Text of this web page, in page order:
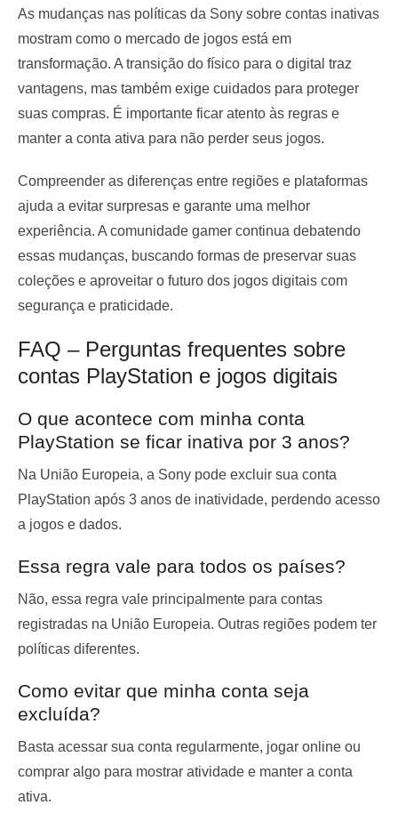
As mudanças nas políticas da Sony sobre contas inativas
mostram como o mercado de jogos está em
transformação. A transição do físico para o digital traz
vantagens, mas também exige cuidados para proteger
suas compras. É importante ficar atento às regras e
manter a conta ativa para não perder seus jogos.
Compreender as diferenças entre regiões e plataformas
ajuda a evitar surpresas e garante uma melhor
experiência. A comunidade gamer continua debatendo
essas mudanças, buscando formas de preservar suas
coleções e aproveitar o futuro dos jogos digitais com
segurança e praticidade.
FAQ – Perguntas frequentes sobre
contas PlayStation e jogos digitais
O que acontece com minha conta
PlayStation se ficar inativa por 3 anos?
Na União Europeia, a Sony pode excluir sua conta
PlayStation após 3 anos de inatividade, perdendo acesso
a jogos e dados.
Essa regra vale para todos os países?
Não, essa regra vale principalmente para contas
registradas na União Europeia. Outras regiões podem ter
políticas diferentes.
Como evitar que minha conta seja
excluída?
Basta acessar sua conta regularmente, jogar online ou
comprar algo para mostrar atividade e manter a conta
ativa.